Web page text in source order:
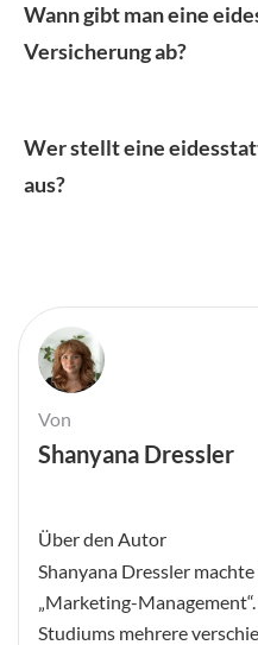
Wann gibt man eine
Versicherung ab?
Wer stellt eine
aus?
Von
Shanyana Dressler
Über den Autor
Shanyana Dressler
„Marketing-
Studiums mehrere